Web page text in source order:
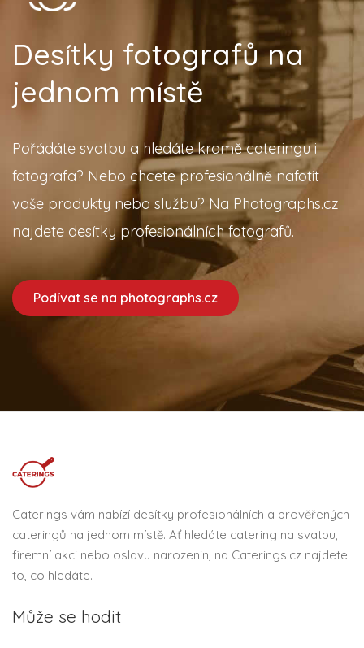
Desítky fotografů na
jednom místě
Pořádáte svatbu a hledáte kromě cateringu i
fotografa? Nebo chcete profesionálně nafotit
vaše produkty nebo službu? Na Photographs.cz
najdete desítky profesionálních fotografů.
Podívat se na photographs.cz
Caterings vám nabízí desítky profesionálních a prověřených
cateringů na jednom místě. Ať hledáte catering na svatbu,
firemní akci nebo oslavu narozenin, na Caterings.cz najdete
to, co hledáte.
Může se hodit